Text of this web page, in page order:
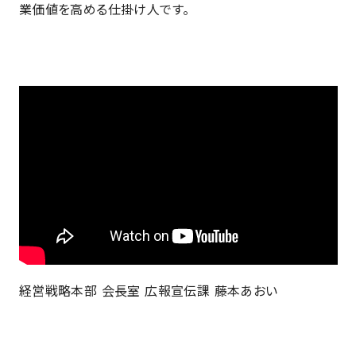
業価値を高める仕掛け人です。
経営戦略本部 会長室 広報宣伝課 藤本あおい